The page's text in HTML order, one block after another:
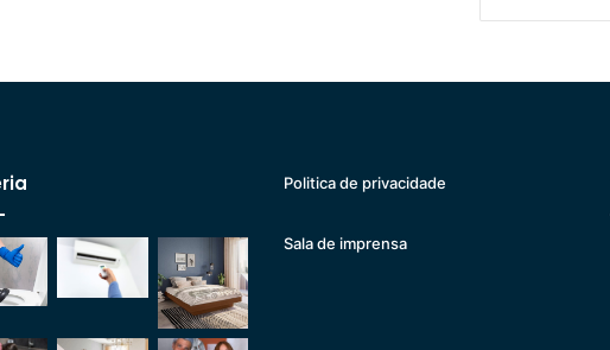
Politica de privacidade
Sala de imprensa